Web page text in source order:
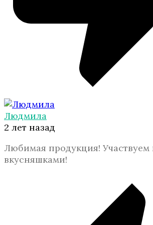
Людмила
2 лет назад
Любимая продукция!
вкусняшками!